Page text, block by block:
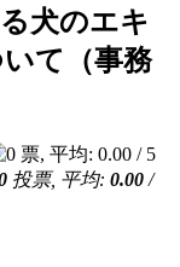
犬のエキ
て（事務
投票, 平均: 0.00 /